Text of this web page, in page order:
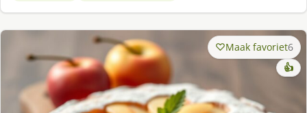
Maak favoriet6
👍